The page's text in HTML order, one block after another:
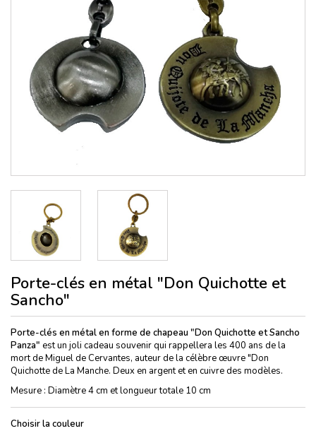
Porte-clés en métal "Don Quichotte et
Sancho"
Porte-clés en métal en forme de chapeau "Don Quichotte et Sancho
Panza" est un joli cadeau souvenir qui rappellera les 400 ans de la
mort de Miguel de Cervantes, auteur de la célèbre œuvre "Don
Quichotte de La Manche. Deux en argent et en cuivre des modèles.
Mesure : Diamètre 4 cm et longueur totale 10 cm
Choisir la couleur